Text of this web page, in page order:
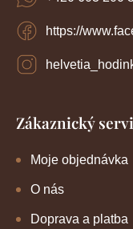
https://
Zákaznický
Moje objednávka
O nás
Doprava a platba